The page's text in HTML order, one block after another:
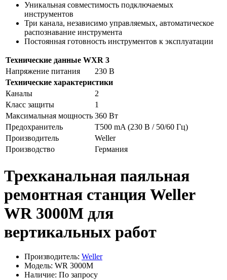
Уникальная совместимость подключаемых
инструментов
Три канала, независимо управляемых, автоматическое
распознавание инструмента
Постоянная готовность инструментов к эксплуатации
Технические данные WXR 3
Напряжение питания
230 В
Технические характеристики
Каналы
2
Класс защиты
1
Максимальная мощность 360 Вт
Предохранитель
T500 mA (230 В / 50/60 Гц)
Производитель
Weller
Производство
Германия
Трехканальная паяльная
ремонтная станция Weller
WR 3000M для
вертикальных работ
Производитель: Weller
Модель: WR 3000M
Наличие: По запросу